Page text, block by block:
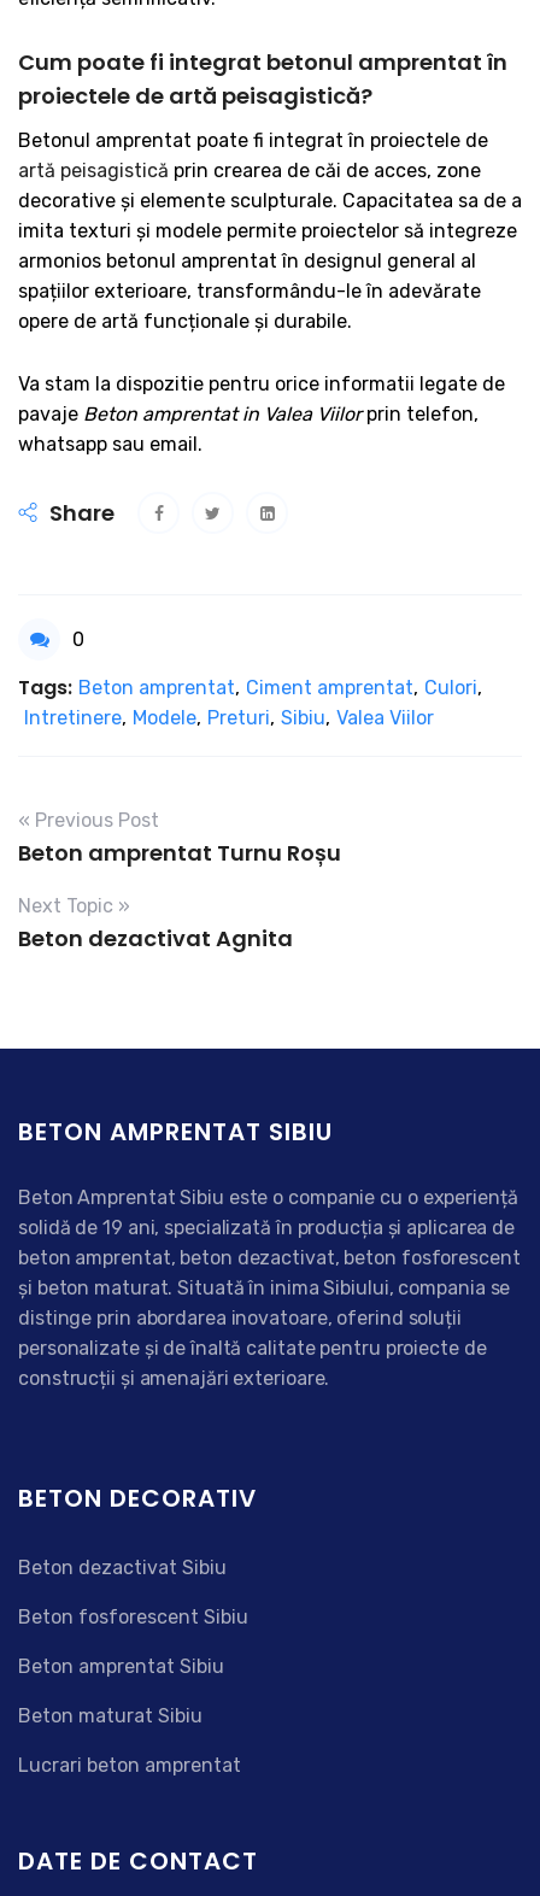
Cum poate fi integrat betonul amprentat în
proiectele de artă peisagistică?
Betonul amprentat poate fi integrat în proiectele de
artă peisagistică prin crearea de căi de acces, zone
decorative și elemente sculpturale. Capacitatea sa de a
imita texturi și modele permite proiectelor să integreze
armonios betonul amprentat în designul general al
spațiilor exterioare, transformându-le în adevărate
opere de artă funcționale și durabile.
Va stam la dispozitie pentru orice informatii legate de
pavaje Beton amprentat in Valea Viilorprin telefon,
whatsapp sau email.
Share
0
Tags: Beton amprentat, Ciment amprentat, Culori,
Intretinere, Modele, Preturi, Sibiu, Valea Viilor
« Previous Post
Beton amprentat Turnu Roșu
Next Topic »
Beton dezactivat Agnita
BETON AMPRENTAT SIBIU
Beton Amprentat Sibiu este o companie cu o experiență
solidă de 19 ani, specializată în producția și aplicarea de
beton amprentat, beton dezactivat, beton fosforescent
și beton maturat. Situată în inima Sibiului, compania se
distinge prin abordarea inovatoare, oferind soluții
personalizate și de înaltă calitate pentru proiecte de
construcții și amenajări exterioare.
BETON DECORATIV
Beton dezactivat Sibiu
Beton fosforescent Sibiu
Beton amprentat Sibiu
Beton maturat Sibiu
Lucrari beton amprentat
DATE DE CONTACT